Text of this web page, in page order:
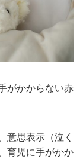
がかからない赤
意思表示（泣く
育児に手がかか